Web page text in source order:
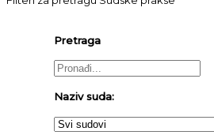
Pretraga
Naziv suda: